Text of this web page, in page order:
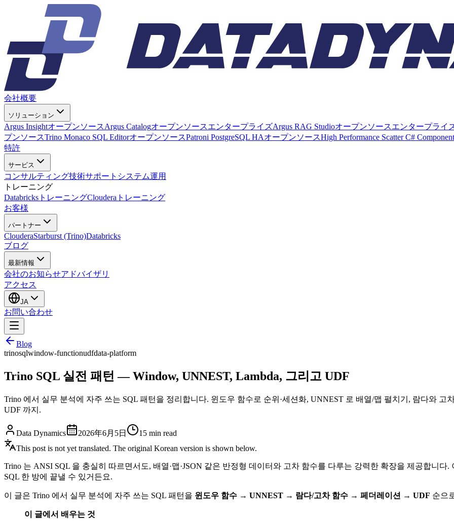
会社概要
ソリューション
Argus InsightオープンソースArgus CatalogオープンソースエンタープライズArgus RAG Studioオープンソースエンタープライ
プンソースTrino Monaco SQL EditorオープンソースPatroni PostgreSQL HAオープンソースHigh Performance Scatter C# Component
特許
サービス
コンサルティング技術サポート システム運用
トレーニング
DatabricksトレーニングClouderaトレーニング
お客様
パートナー
ClouderaStarburst (Trino)Databricks
ブログ
最新情報
会社のお知らせアドバイザリ
アクセス
JA
お問い合わせ
Blog
trinosqlwindow-functionudfdata-platform
Trino SQL 실전 패턴 — Window, UNNEST, Lambda, 그리고 UDF
Trino 에서 실무 분석에 자주 쓰는 SQL 패턴을 정리합니다. 윈도우 함수로 순위·세션화, UNNEST 로 배열/맵 펼치기, 람다와 고
UDF 까지.
Data Dynamics 2026年6月5日 15 min read
This post is not yet translated. The original Korean version is shown below.
Trino 는 ANSI SQL 을 충실히 따르면서도, 배열·맵·JSON 같은 반정형 데이터와 고차 함수를 다루는 강력한 확장을 제공합니
SQL 한 방에 끝낼 수 있거든요.
이 글은 Trino 에서 실무 분석에 자주 쓰는 SQL 패턴을 윈도우 함수 → UNNEST → 람다/고차 함수 → 페더레이션 → UDF 순으
이 글에서 배우는 것